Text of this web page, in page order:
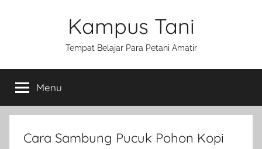
Kampus Tani
Tempat Belajar Para Petani Amatir
Menu
Cara Sambung Pucuk Pohon Kopi